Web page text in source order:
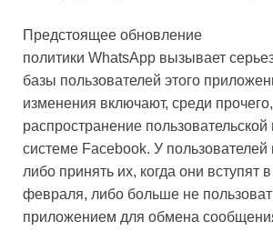
Предстоящее обновление
политики WhatsApp вызывает
базы пользователей этого
изменения включают, среди
распространение
системе Facebook. У пользователей
либо принять их, когда они вступят
февраля, либо больше не
приложением для обмена